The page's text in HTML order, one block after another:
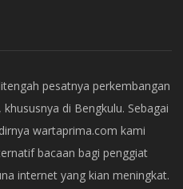
pesatnya perkembangan
di Bengkulu. Sebagai
wartaprima.com kami
bacaan bagi penggiat
internet yang kian meningkat.